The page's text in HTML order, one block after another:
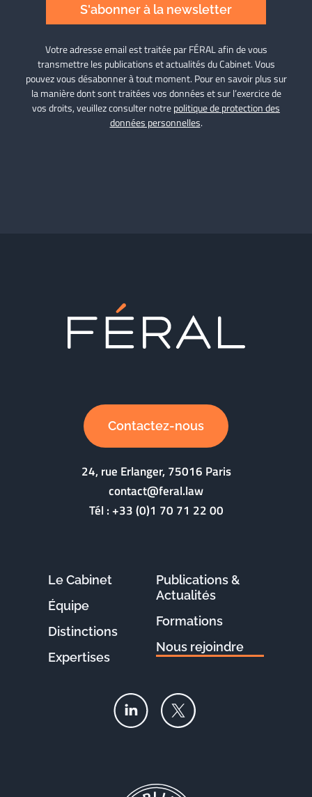
S'abonner à la newsletter
Votre adresse email est traitée par FÉRAL afin de vous
transmettre les publications et actualités du Cabinet. Vous
pouvez vous désabonner à tout moment. Pour en savoir plus sur
la manière dont sont traitées vos données et sur l’exercice de
vos droits, veuillez consulter notrepolitique de protection des
données personnelles.
Contactez-nous
24, rue Erlanger, 75016 Paris
contact@feral.law
Tél :+33 (0)1 70 71 22 00
Le Cabinet
Équipe
Distinctions
Expertises
Publications &
Actualités
Formations
Nous rejoindre